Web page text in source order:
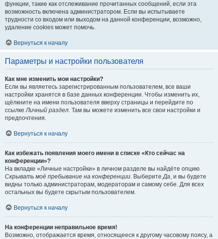
функции, такие как отслеживание прочитанных сообщений, если эта
возможность включена администратором. Если вы испытываете
трудности со входом или выходом на данной конференции, возможно,
удаление cookies может помочь.
Вернуться к началу
Параметры и настройки пользователя
Как мне изменить мои настройки?
Если вы являетесь зарегистрированным пользователем, все ваши
настройки хранятся в базе данных конференции. Чтобы изменить их,
щёлкните на имени пользователя вверху страницы и перейдите по
ссылкеЛичный раздел. Там вы можете изменить все свои настройки и
предпочтения.
Вернуться к началу
Как избежать появления моего имени в списке «Кто сейчас на
конференции»?
На вкладке «Личные настройки» в личном разделе вы найдёте опцию
Скрывать моё пребывание на конференции. ВыберитеДа, и вы будете
видны только администраторам, модераторам и самому себе. Для всех
остальных вы будете скрытым пользователем.
Вернуться к началу
На конференции неправильное время!
Возможно, отображается время, относящееся к другому часовому поясу, а